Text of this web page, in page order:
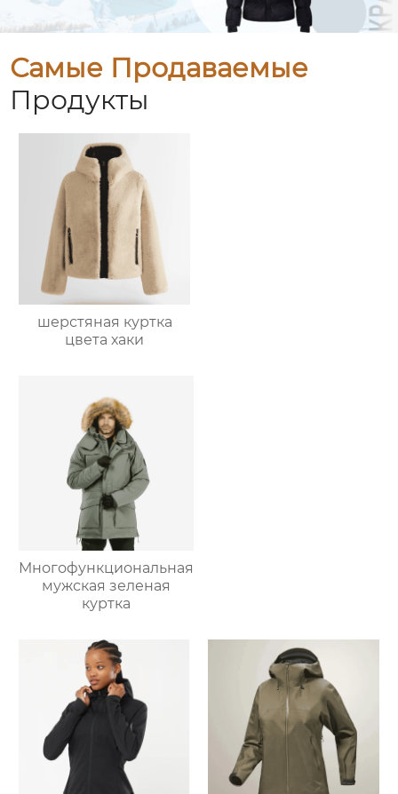
Самые Продаваемые
Продукты
шерстяная куртка
цвета хаки
Многофункциональная
мужская зеленая
куртка